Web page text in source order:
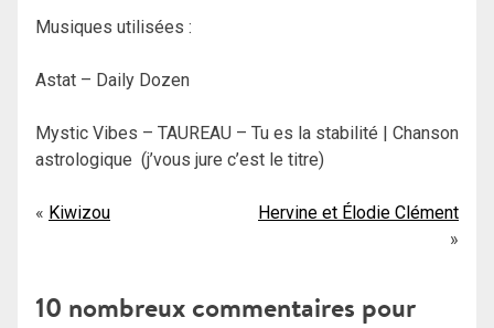
Musiques utilisées :
Astat – Daily Dozen
Mystic Vibes – TAUREAU – Tu es la stabilité | Chanson
astrologique (j’vous jure c’est le titre)
Navigation
l’article
Kiwizou Hervine et Élodie Clément
10 nombreux commentaires pour